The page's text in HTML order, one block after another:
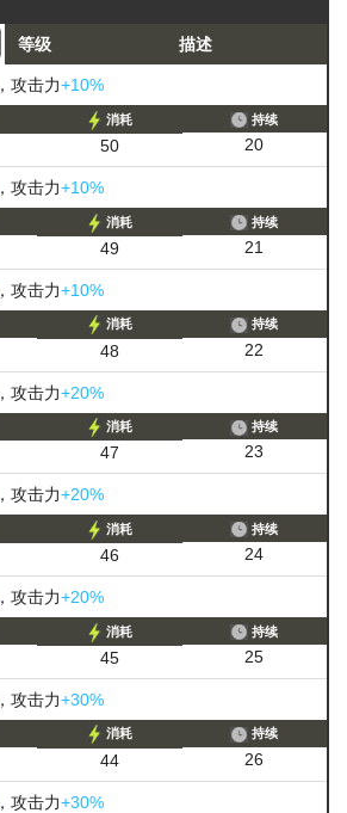
等级 描述
，攻击力+10%
消耗
50
持续
20
，攻击力+10%
消耗
49
持续
21
，攻击力+10%
消耗
48
持续
22
，攻击力+20%
消耗
47
持续
23
，攻击力+20%
消耗
46
持续
24
，攻击力+20%
消耗
45
持续
25
，攻击力+30%
消耗
44
持续
26
，攻击力+30%